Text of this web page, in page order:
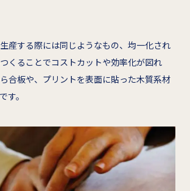
産する際には同じようなもの、均一化され
くることでコストカットや効率化が図れ
合板や、プリントを表面に貼った木質系材
す。